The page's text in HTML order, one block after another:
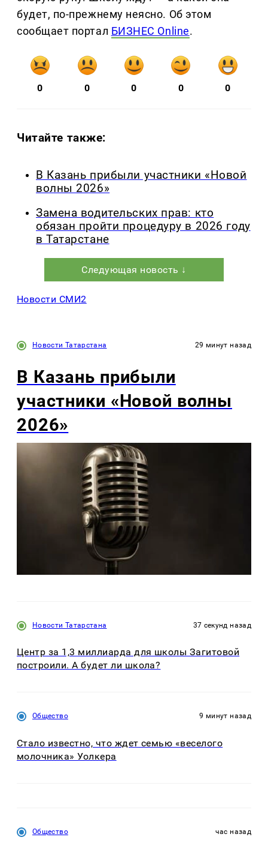
будет, по-прежнему неясно. Об этом
сообщает портал БИЗНЕС Online.
0 0 0 0 0
Читайте также:
В Казань прибыли участники «Новой
волны 2026»
Замена водительских прав: кто
обязан пройти процедуру в 2026 году
в Татарстане
Следующая новость ↓
Новости СМИ2
Новости Татарстана 29 минут назад
В Казань прибыли
участники «Новой волны
2026»
Новости Татарстана 37 секунд назад
Центр за 1,3 миллиарда для школы Загитовой
построили. А будет ли школа?
Общество 9 минут назад
Стало известно, что ждет семью «веселого
молочника» Уолкера
Общество час назад